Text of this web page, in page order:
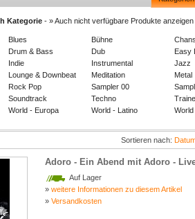
Kategorie -» Auch nicht verfügbare Produkte anzeigen
Blues Bühne
Drum & Bass Dub
Easy
Indie Instrumental
Jazz
Lounge & Downbeat Meditation
Metal
Rock Pop Sampler 00
Soundtrack Techno
World - Europa World - Latino
Sortieren nach:
Adoro - Ein Abend mit Adoro -
Auf Lager
» weitere Informationen zu diesem Artikel
» Versandkosten